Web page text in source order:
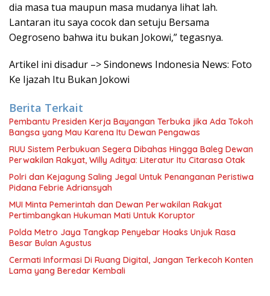
dia masa tua maupun masa mudanya lihat lah.
Lantaran itu saya cocok dan setuju Bersama
Oegroseno bahwa itu bukan Jokowi,” tegasnya.
Artikel ini disadur –> Sindonews Indonesia News: Foto
Ke Ijazah Itu Bukan Jokowi
Berita Terkait
Pembantu Presiden Kerja Bayangan Terbuka jika Ada Tokoh
Bangsa yang Mau Karena Itu Dewan Pengawas
RUU Sistem Perbukuan Segera Dibahas Hingga Baleg Dewan
Perwakilan Rakyat, Willy Aditya: Literatur Itu Citarasa Otak
Polri dan Kejagung Saling Jegal Untuk Penanganan Peristiwa
Pidana Febrie Adriansyah
MUI Minta Pemerintah dan Dewan Perwakilan Rakyat
Pertimbangkan Hukuman Mati Untuk Koruptor
Polda Metro Jaya Tangkap Penyebar Hoaks Unjuk Rasa
Besar Bulan Agustus
Cermati Informasi Di Ruang Digital, Jangan Terkecoh Konten
Lama yang Beredar Kembali